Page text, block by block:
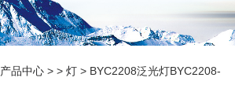
产品中心 > >灯 > BYC2208泛光灯BYC2208-